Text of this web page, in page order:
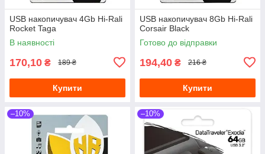
USB накопичувач 4Gb Hi-Rali
Rocket Taga
В наявності
170,10 ₴ 189 ₴
Купити
USB накопичувач 8Gb Hi-Rali
Corsair Black
Готово до відправки
194,40 ₴ 216 ₴
Купити
–10% –10%